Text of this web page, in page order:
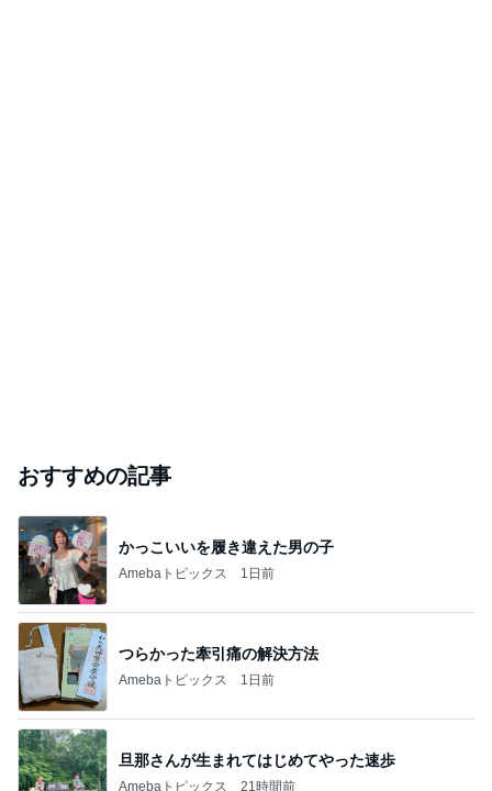
おすすめの記事
かっこいいを履き違えた男の子
Amebaトピックス 1日前
つらかった牽引痛の解決方法
Amebaトピックス 1日前
旦那さんが生まれてはじめてやった速歩
Amebaトピックス 21時間前